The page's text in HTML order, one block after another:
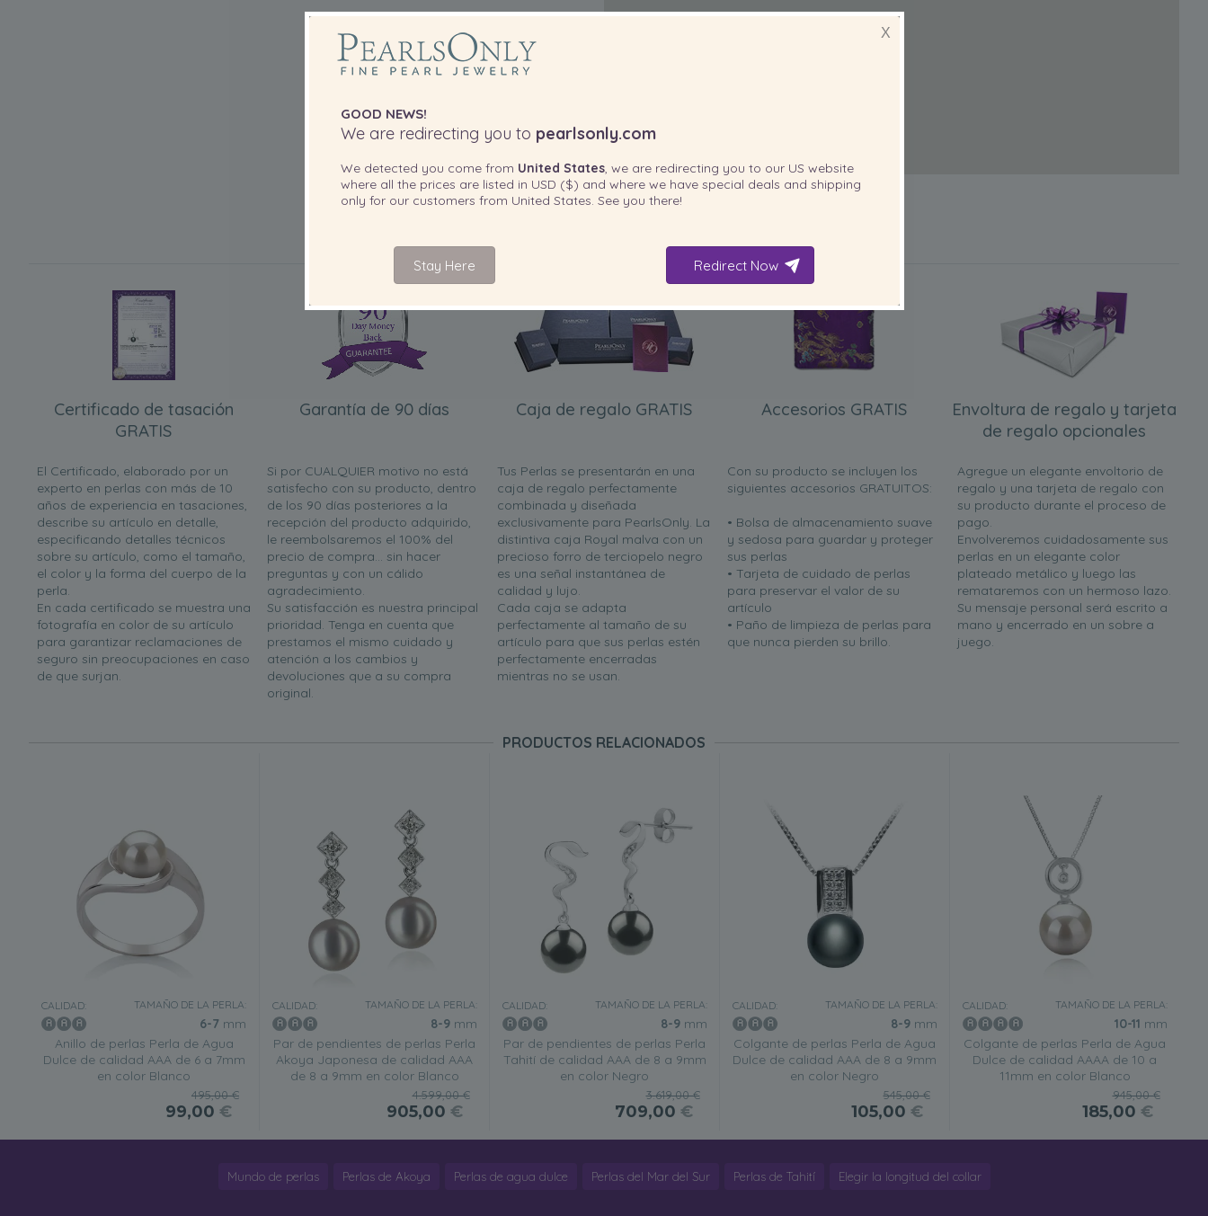
INCLUIDO CON SU PRODUCTO
Certificado de tasación
GRATIS
El Certificado, elaborado por un
experto en perlas con más de 10
años de experiencia en tasaciones,
describe su artículo en detalle,
especificando detalles técnicos
sobre su artículo, como el tamaño,
el color y la forma del cuerpo de la
perla.
En cada certificado se muestra una
fotografía en color de su artículo
para garantizar reclamaciones de
seguro sin preocupaciones en caso
de que surjan.
Garantía de 90 días
Si por CUALQUIER motivo no está
satisfecho con su producto, dentro
de los 90 días posteriores a la
recepción del producto adquirido,
le reembolsaremos el 100% del
precio de compra... sin hacer
preguntas y con un cálido
agradecimiento.
Su satisfacción es nuestra principal
prioridad. Tenga en cuenta que
prestamos el mismo cuidado y
atención a los cambios y
devoluciones que a su compra
original.
Caja de regalo GRATIS
Tus Perlas se presentarán en una
caja de regalo perfectamente
combinada y diseñada
exclusivamente para PearlsOnly. La
distintiva caja Royal malva con un
precioso forro de terciopelo negro
es una señal instantánea de
calidad y lujo.
Cada caja se adapta
perfectamente al tamaño de su
artículo para que sus perlas estén
perfectamente encerradas
mientras no se usan.
Accesorios GRATIS
Con su producto se incluyen los
siguientes accesorios GRATUITOS:
• Bolsa de almacenamiento suave
y sedosa para guardar y proteger
sus perlas
• Tarjeta de cuidado de perlas
para preservar el valor de su
artículo
• Paño de limpieza de perlas para
que nunca pierden su brillo.
Envoltura de regalo y tarjeta
de regalo opcionales
Agregue un elegante envoltorio de
regalo y una tarjeta de regalo con
su producto durante el proceso de
pago.
Envolveremos cuidadosamente sus
perlas en un elegante color
plateado metálico y luego las
remataremos con un hermoso lazo.
Su mensaje personal será escrito a
mano y encerrado en un sobre a
juego.
PRODUCTOS RELACIONADOS
CALIDAD: TAMAÑO DE LA PERLA:
6-7 mm
Anillo de perlas Perla de Agua
Dulce de calidad AAA de 6 a 7mm
en color Blanco
495,00 €
99,00 €
CALIDAD: TAMAÑO DE LA PERLA:
8-9mm
Par de pendientes de perlas Perla
Akoya Japonesa de calidad AAA
de 8 a 9mm en color Blanco
4.599,00 €
905,00 €
CALIDAD: TAMAÑO DE LA PERLA:
8-9mm
Par de pendientes de perlas Perla
Tahití de calidad AAA de 8 a 9mm
en color Negro
3.619,00 €
709,00 €
CALIDAD: TAMAÑO DE LA PERLA:
8-9mm
Colgante de perlas Perla de Agua
Dulce de calidad AAA de 8 a 9mm
en color Negro
545,00 €
105,00 €
CALIDAD: TAMAÑO DE LA PERLA:
10-11 mm
Colgante de perlas Perla de Agua
Dulce de calidad AAAA de 10 a
11mm en color Blanco
945,00 €
185,00 €
Mundo de perlas Perlas de Akoya Perlas de agua dulce Perlas del Mar del Sur Perlas de Tahití Elegir la longitud del collar
X
GOOD NEWS!
We are redirecting you to pearlsonly.com
We detected you come from United States, we are redirecting you to our US website
where all the prices are listed in USD ($) and where we have special deals and shipping
only for our customers from United States . See you there!
Stay Here Redirect Now